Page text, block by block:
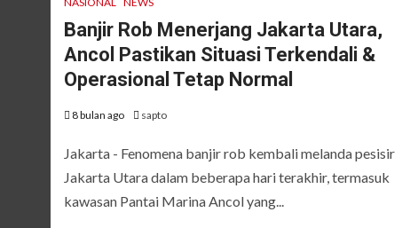
Banjir Rob Menerjang Jakarta Utara,
Ancol Pastikan Situasi Terkendali &
Operasional Tetap Normal
8 bulan ago sapto
Jakarta - Fenomena banjir rob kembali melanda pesisir
Jakarta Utara dalam beberapa hari terakhir, termasuk
kawasan Pantai Marina Ancol yang...